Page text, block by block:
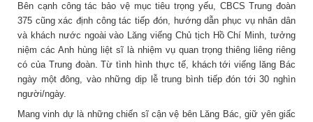
Bên cạnh công tác bảo vệ mục tiêu trọng yếu, CBCS Trung đoàn
375 cũng xác định công tác tiếp đón, hướng dẫn phục vụ nhân dân
và khách nước ngoài vào Lăng viếng Chủ tịch Hồ Chí Minh, tưởng
niệm các Anh hùng liệt sĩ là nhiệm vụ quan trọng thiêng liêng riêng
có của Trung đoàn. Từ tình hình thực tế, khách tới viếng lăng Bác
ngày một đông, vào những dịp lễ trung bình tiếp đón tới 30 nghìn
người/ngày.
Mang vinh dự là những chiến sĩ cận vệ bên Lăng Bác, giữ yên giấc